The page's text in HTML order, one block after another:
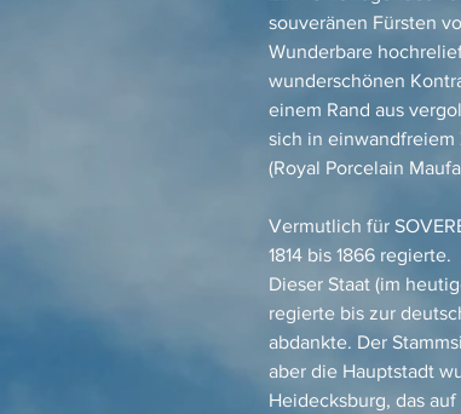
souveränen Fürsten
Wunderbare
wunderschönen
einem Rand aus
sich in einwandfreiem
(Royal Porcelain
Vermutlich für
1814 bis 1866 regierte.
Dieser Staat (im
regierte bis zur
abdankte. Der
aber die Hauptstadt
Heidecksburg, das